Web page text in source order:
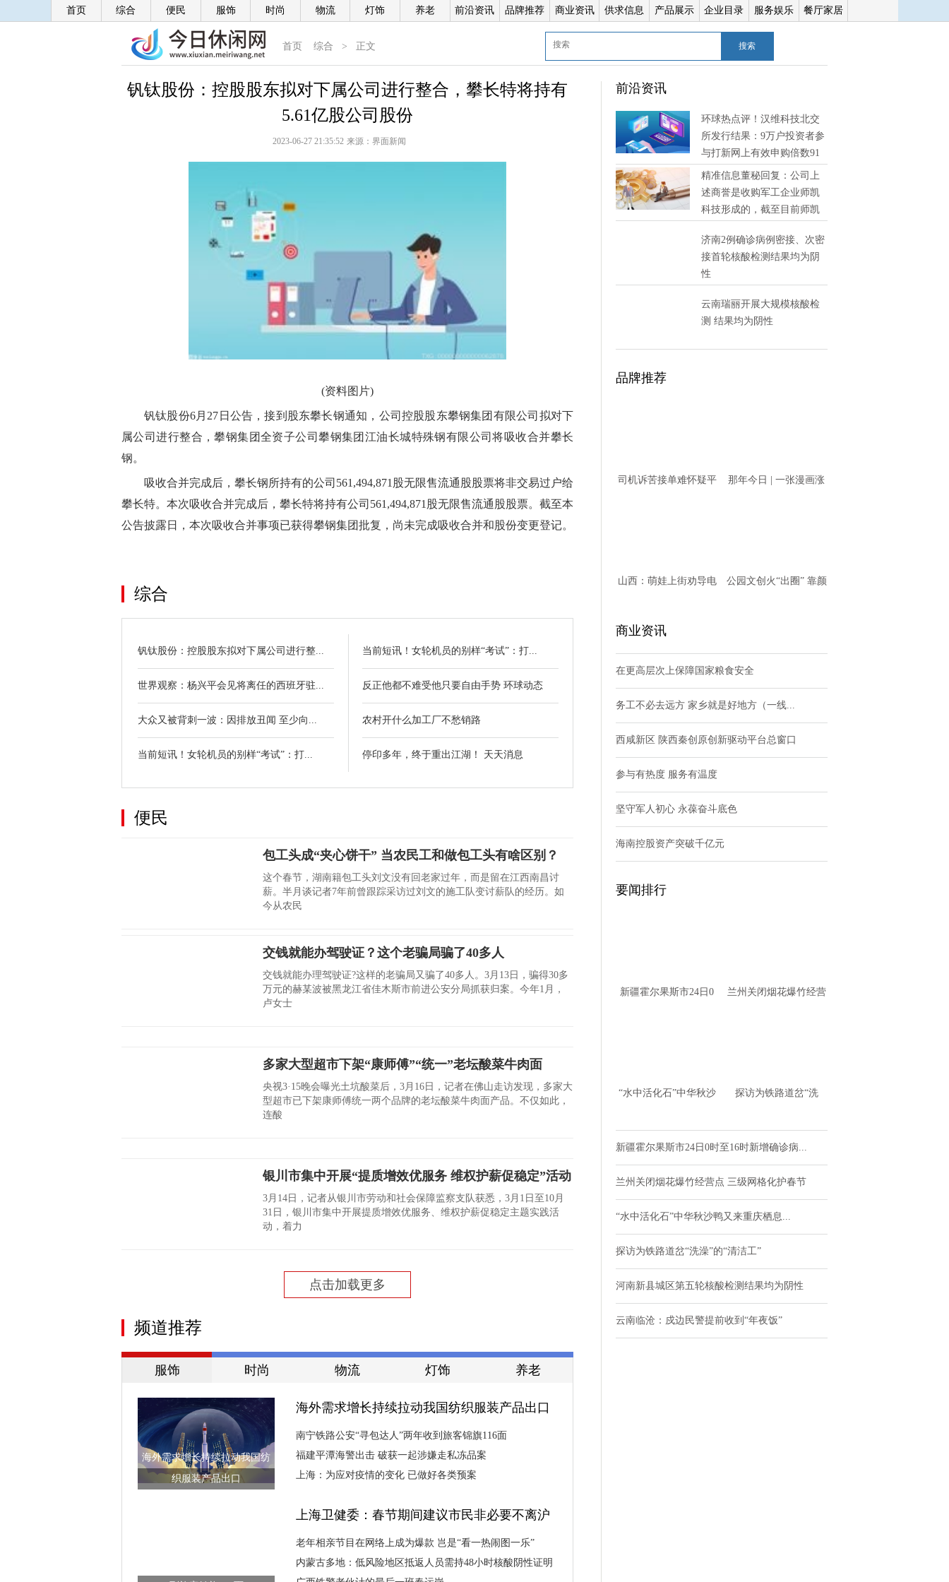
首页 综合 便民 服饰 时尚 物流 灯饰 养老 前沿资讯 品牌推荐 商业资讯 供求信息 产品展示 企业目录 服务娱乐 餐厅家居
首页 综合 > 正文 搜索
钒钛股份：控股股东拟对下属公司进行整合，攀长特将持有
5.61亿股公司股份
2023-06-27 21:35:52 来源： 界面新闻
(资料图片)
钒钛股份6月27日公告，接到股东攀长钢通知，公司控股股东攀钢集团有限公司拟对下
属公司进行整合，攀钢集团全资子公司攀钢集团江油长城特殊钢有限公司将吸收合并攀长
钢。
吸收合并完成后，攀长钢所持有的公司561,494,871股无限售流通股股票将非交易过户给
攀长特。本次吸收合并完成后，攀长特将持有公司561,494,871股无限售流通股股票。截至本
公告披露日，本次吸收合并事项已获得攀钢集团批复，尚未完成吸收合并和股份变更登记。
综合
钒钛股份：控股股东拟对下属公司进行整...
世界观察：杨兴平会见将离任的西班牙驻...
大众又被背刺一波：因排放丑闻 至少向...
当前短讯！女轮机员的别样“考试”：打...
当前短讯！女轮机员的别样“考试”：打...
反正他都不难受他只要自由手势 环球动态
农村开什么加工厂不愁销路
停印多年，终于重出江湖！ 天天消息
便民
包工头成“夹心饼干” 当农民工和做包工头有啥区别？
这个春节，湖南籍包工头刘文没有回老家过年，而是留在江西南昌讨
薪。半月谈记者7年前曾跟踪采访过刘文的施工队变讨薪队的经历。如
今从农民
交钱就能办驾驶证？这个老骗局骗了40多人
交钱就能办理驾驶证?这样的老骗局又骗了40多人。3月13日，骗得30多
万元的赫某波被黑龙江省佳木斯市前进公安分局抓获归案。今年1月，
卢女士
多家大型超市下架“康师傅”“统一”老坛酸菜牛肉面
央视3·15晚会曝光土坑酸菜后，3月16日，记者在佛山走访发现，多家大
型超市已下架康师傅统一两个品牌的老坛酸菜牛肉面产品。不仅如此，
连酸
银川市集中开展“提质增效优服务 维权护薪促稳定”活动
3月14日，记者从银川市劳动和社会保障监察支队获悉，3月1日至10月
31日，银川市集中开展提质增效优服务、维权护薪促稳定主题实践活
动，着力
点击加载更多
频道推荐
服饰 时尚 物流 灯饰 养老
海外需求增长持续拉动我国纺
织服装产品出口
海外需求增长持续拉动我国纺织服装产品出口
南宁铁路公安“寻包达人”两年收到旅客锦旗116面
福建平潭海警出击 破获一起涉嫌走私冻品案
上海：为应对疫情的变化 已做好各类预案
上海卫健委：春节期间建议市民非必要不离沪
老年相亲节目在网络上成为爆款 岂是“看一热闹图一乐”
内蒙古多地：低风险地区抵返人员需持48小时核酸阴性证明
前沿资讯
环球热点评！汉维科技北交
所发行结果：9万户投资者参
与打新网上有效申购倍数91
倍
精准信息董秘回复：公司上
述商誉是收购军工企业师凯
科技形成的，截至目前师凯
济南2例确诊病例密接、次密
接首轮核酸检测结果均为阴
性
云南瑞丽开展大规模核酸检
测 结果均为阴性
品牌推荐
司机诉苦接单难怀疑平
那年今日 | 一张漫画涨
山西：萌娃上街劝导电
公园文创火“出圈” 靠颜
商业资讯
在更高层次上保障国家粮食安全
务工不必去远方 家乡就是好地方（一线...
西咸新区 陕西秦创原创新驱动平台总窗口
参与有热度 服务有温度
坚守军人初心 永葆奋斗底色
海南控股资产突破千亿元
要闻排行
新疆霍尔果斯市24日0
兰州关闭烟花爆竹经营
“水中活化石”中华秋沙
探访为铁路道岔“洗
新疆霍尔果斯市24日0时至16时新增确诊病...
兰州关闭烟花爆竹经营点 三级网格化护春节
“水中活化石”中华秋沙鸭又来重庆栖息...
探访为铁路道岔“洗澡”的“清洁工”
河南新县城区第五轮核酸检测结果均为阴性
云南临沧：戍边民警提前收到“年夜饭”